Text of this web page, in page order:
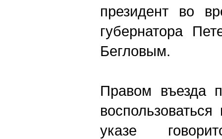
президент во
губернатора
Бегловым.
Правом въезда
указе